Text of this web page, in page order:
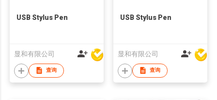
USB Stylus Pen
显和有限公司
查询
USB Stylus Pen
显和有限公司
查询